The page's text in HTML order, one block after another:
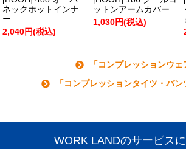
ネックホットインナ
ー
2,040円(税込)
ットンアームカバー
1,030円(税込)
「コンプレッションウ
「コンプレッションタイツ・パ
WORK LANDのサービス